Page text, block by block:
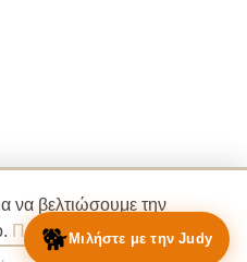
να βελτιώσουμε την
Πολιτική Απορρήτου
🐕Μιλήστε με την Judy